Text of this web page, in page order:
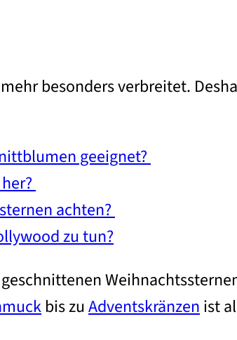
besonders verbreitet.
geeignet?
achten?
zu tun?
bis zuAdventskränzen ist